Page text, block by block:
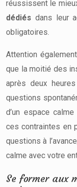
réussissent le
dédiés dans leur
obligatoires.
Attention
que la moitié des
après deux
questions
d’un espace
ces contraintes en
questions à
calme avec votre
Se former aux